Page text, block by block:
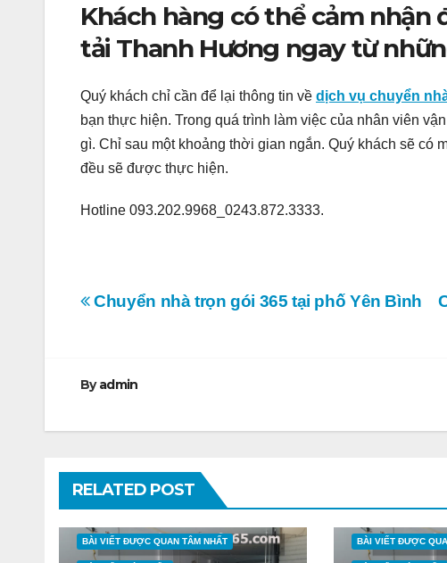
Khách hàng có thể cảm nhận
tải Thanh Hương ngay từ
Quý khách chỉ cần để lại thông tin về dịch vụ chuyển
bạn thực hiện. Trong quá trình làm việc của nhân viên
gì. Chỉ sau một khoảng thời gian ngắn. Quý khách sẽ có
đều sẽ được thực hiện.
Hotline 093.202.9968_0243.872.3333.
Điều
bài
Chuyển nhà trọn gói 365 tại phố Yên Bình
Byadmin
RELATED POST
BÀI VIẾT ĐƯỢC QUAN TÂM NHẤT BÀI VIẾT ĐƯỢC